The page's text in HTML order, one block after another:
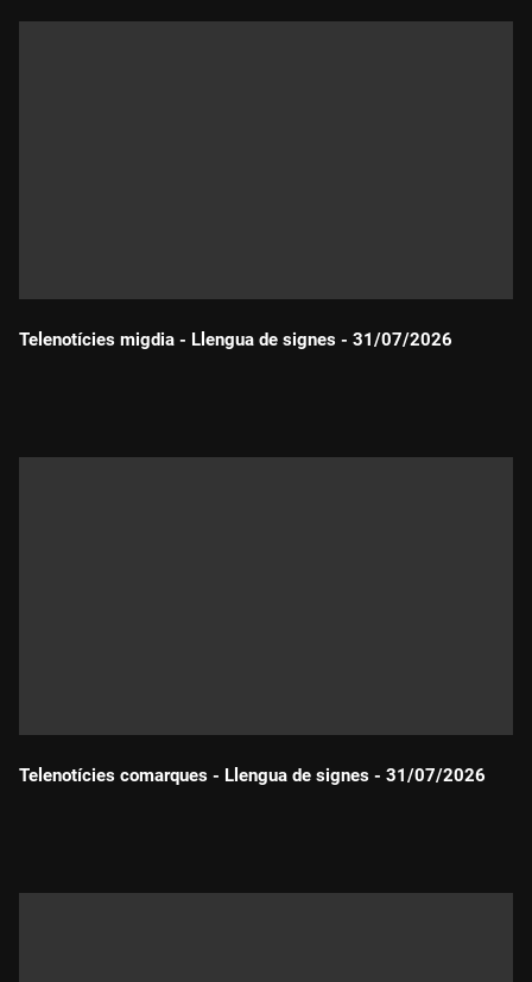
Telenotícies migdia - Llengua de signes - 31/07/2026
Telenotícies comarques - Llengua de signes - 31/07/2026